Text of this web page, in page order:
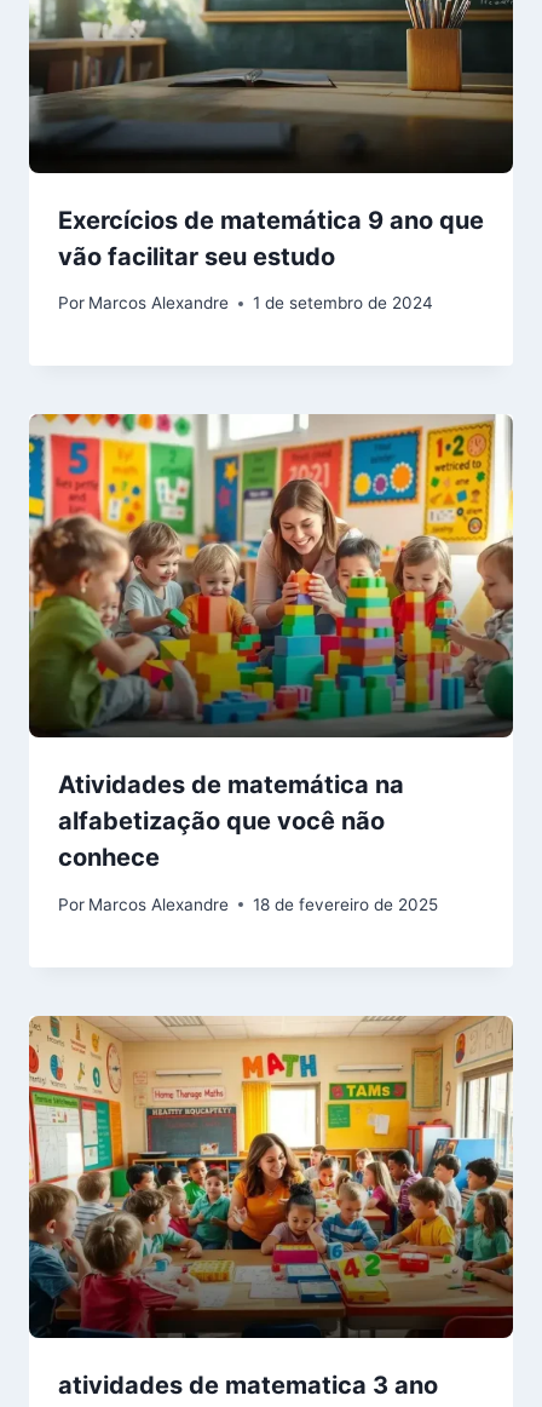
Exercícios de matemática 9 ano que
vão facilitar seu estudo
Por Marcos Alexandre 1 de setembro de 2024
Atividades de matemática na
alfabetização que você não
conhece
Por Marcos Alexandre 18 de fevereiro de 2025
atividades de matematica 3 ano